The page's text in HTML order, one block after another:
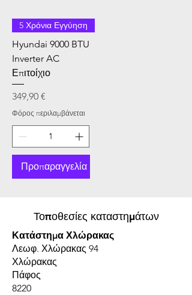
5 Χρόνια Εγγύηση
Hyundai 9000 BTU
Inverter AC
Επιτοίχιο
Τιμή
349,90 €
Φόρος περιλαμβάνεται
Προπαραγγελία
Τοποθεσίες καταστημάτων
Κατάστημα Χλώρακας
Λεωφ. Χλώρακας 94
Χλώρακας
Πάφος
8220